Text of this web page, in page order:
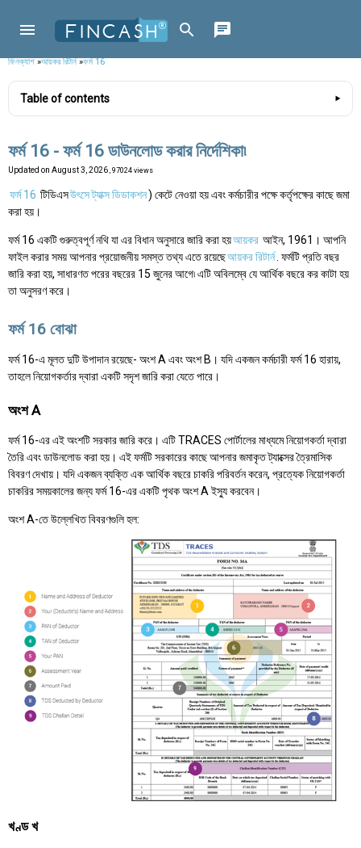
ফিনক্যাশ»আয়কর রিটার্ন»ফর্ম 16
Table of contents
ফর্ম 16 - ফর্ম 16 ডাউনলোড করার নির্দেশিকা৷
Updated on August 3, 2026 , 97024 views
ফর্ম 16 টিডিএসউৎসে ট্যাক্স ডিডাকশন) কেটে নেওয়া হয় এবং কর্মচারীর পক্ষে কর্তৃপক্ষের কাছে জমা
করা হয়।
ফর্ম 16 একটি গুরুত্বপূর্ণ নথি যা এর বিধান অনুসারে জারি করা হয়আয়কর আইন, 1961। আপনি
ফাইল করার সময় আপনার প্রয়োজনীয় সমস্ত তথ্য এতে রয়েছেআয়কর রিটার্ন. ফর্মটি প্রতি বছর
জারি করা হয়, সাধারণত পরের বছরের 15 জুনের আগে৷ এটি অবিলম্বে যে আর্থিক বছরে কর কাটা হয়
তা অনুসরণ করে।
ফর্ম 16 বোঝা
ফর্ম 16-এ মূলত দুটি উপাদান রয়েছে- অংশ A এবং অংশ B। যদি একজন কর্মচারী ফর্ম 16 হারায়,
তাহলে নিয়োগকর্তার দ্বারা একটি সদৃশ জারি করা যেতে পারে।
অংশ A
ফর্ম 16-এর এই অংশটি সরকার জারি করে। এটি TRACES পোর্টালের মাধ্যমে নিয়োগকর্তা দ্বারা
তৈরি এবং ডাউনলোড করা হয়। এই ফর্মটি সরকারের কাছে আপনার জমাকৃত ট্যাক্সের ত্রৈমাসিক
বিবরণ দেখায়। যদি একজন ব্যক্তি এক আর্থিক বছরে চাকরি পরিবর্তন করেন, প্রত্যেক নিয়োগকর্তা
চাকরির সময়কালের জন্য ফর্ম 16-এর একটি পৃথক অংশ A ইস্যু করবেন।
অংশ A-তে উল্লেখিত বিবরণগুলি হল:
খণ্ড খ